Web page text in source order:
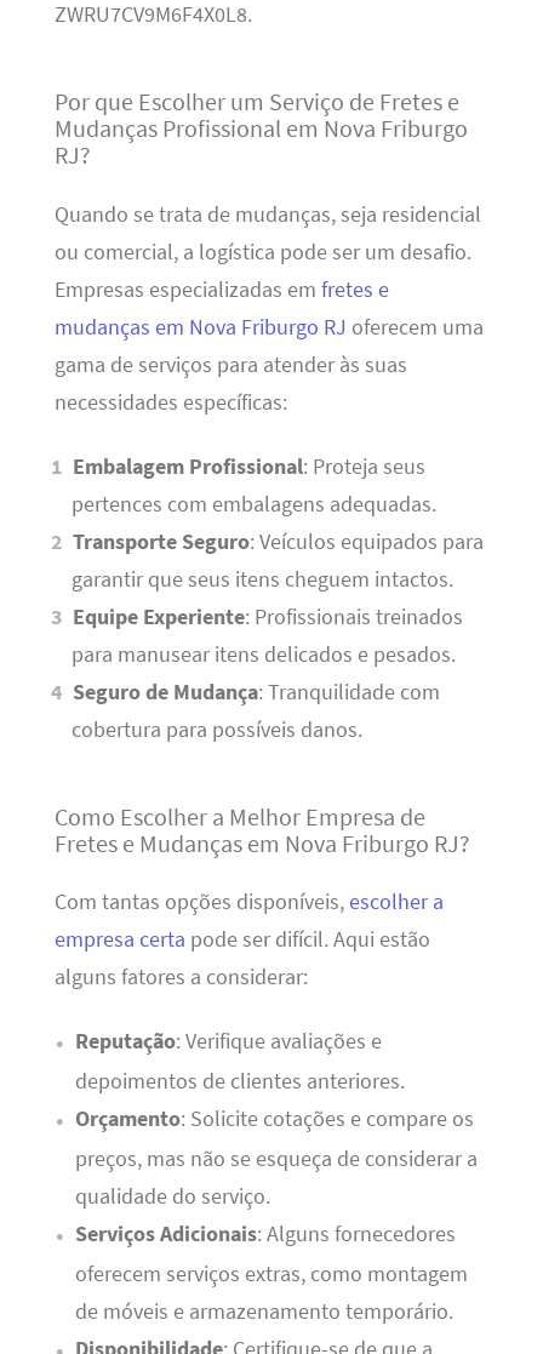
ZWRU7CV9M6F4X0L8.
Por que Escolher um Serviço de Fretes e
Mudanças Profissional em Nova Friburgo
RJ?
Quando se trata de mudanças, seja residencial
ou comercial, a logística pode ser um desafio.
Empresas especializadas em fretes e
mudanças em Nova Friburgo RJ oferecem uma
gama de serviços para atender às suas
necessidades específicas:
Embalagem Profissional: Proteja seus
pertences com embalagens adequadas.
Transporte Seguro: Veículos equipados para
garantir que seus itens cheguem intactos.
Equipe Experiente: Profissionais treinados
para manusear itens delicados e pesados.
Seguro de Mudança: Tranquilidade com
cobertura para possíveis danos.
Como Escolher a Melhor Empresa de
Fretes e Mudanças em Nova Friburgo RJ?
Com tantas opções disponíveis,escolher a
empresa certa pode ser difícil. Aqui estão
alguns fatores a considerar:
Reputação: Verifique avaliações e
depoimentos de clientes anteriores.
Orçamento: Solicite cotações e compare os
preços, mas não se esqueça de considerar a
qualidade do serviço.
Serviços Adicionais: Alguns fornecedores
oferecem serviços extras, como montagem
de móveis e armazenamento temporário.